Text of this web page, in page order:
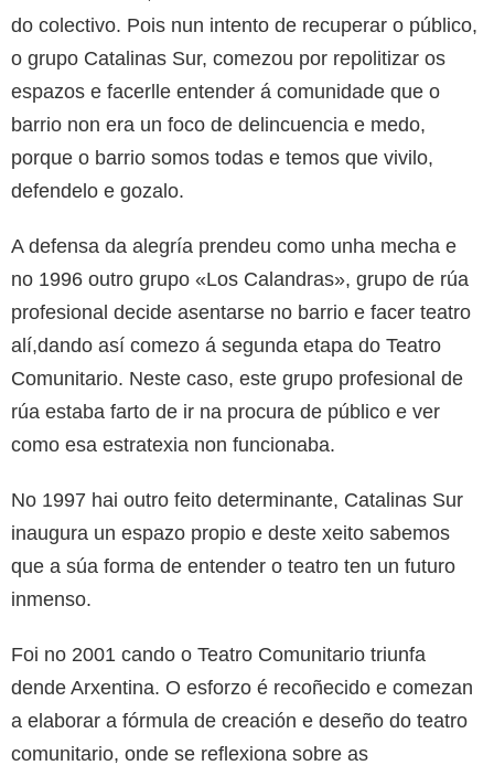
do colectivo. Pois nun intento de recuperar o público,
o grupo Catalinas Sur, comezou por repolitizar os
espazos e facerlle entender á comunidade que o
barrio non era un foco de delincuencia e medo,
porque o barrio somos todas e temos que vivilo,
defendelo e gozalo.
A defensa da alegría prendeu como unha mecha e
no 1996 outro grupo «Los Calandras», grupo de rúa
profesional decide asentarse no barrio e facer teatro
alí,dando así comezo á segunda etapa do Teatro
Comunitario. Neste caso, este grupo profesional de
rúa estaba farto de ir na procura de público e ver
como esa estratexia non funcionaba.
No 1997 hai outro feito determinante, Catalinas Sur
inaugura un espazo propio e deste xeito sabemos
que a súa forma de entender o teatro ten un futuro
inmenso.
Foi no 2001 cando o Teatro Comunitario triunfa
dende Arxentina. O esforzo é recoñecido e comezan
a elaborar a fórmula de creación e deseño do teatro
comunitario, onde se reflexiona sobre as